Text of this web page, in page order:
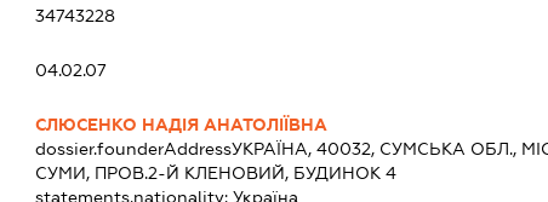
34743228
04.02.07
СЛЮСЕНКО НАДІЯ АНАТОЛІЇВНА
dossier.founderAddressУКРАЇНА, 40032, СУМСЬКА ОБЛ.,
СУМИ, ПРОВ.2-Й КЛЕНОВИЙ, БУДИНОК 4
statements.nationality: Україна